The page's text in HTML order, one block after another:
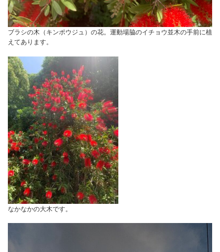
ブラシの木（キンポウジュ）の花。運動場脇のイチョウ並木の手前に植
えてあります。
なかなかの大木です。